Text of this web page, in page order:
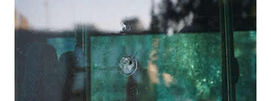
IN
ROTTERDAM